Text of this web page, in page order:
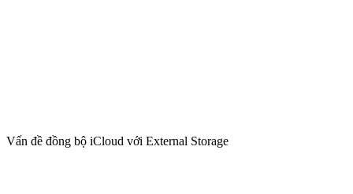
Vấn đề đồng bộ iCloud với External Storage